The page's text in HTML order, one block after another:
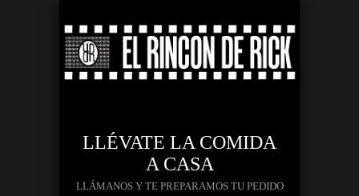
LLÉVATE LA COMIDA
A CASA
LLÁMANOS Y TE PREPARAMOS TU PEDIDO